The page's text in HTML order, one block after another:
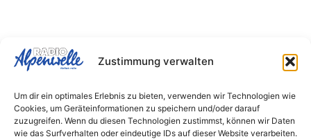
Zustimmung verwalten
Um dir ein optimales Erlebnis zu bieten, verwenden wir Technologien wie
Cookies, um Geräteinformationen zu speichern und/oder darauf
zuzugreifen. Wenn du diesen Technologien zustimmst, können wir Daten
wie das Surfverhalten oder eindeutige IDs auf dieser Website verarbeiten.
Unternehmen
Karriere
Impressum
Datenschutz
AGB
Quick
Jobalarm
Veranstaltungen
Kontakt
Demmeljochstraße 1
Email:
studio@alpenwelle.de